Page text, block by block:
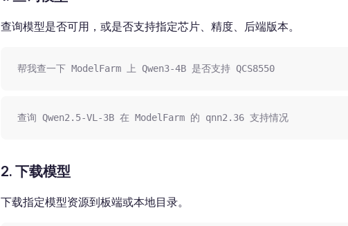
查询模型是否可用，或是否支持指定芯片、精度、后端版本。
帮我查一下 ModelFarm 上 Qwen3-4B 是否支持 QCS8550
查询 Qwen2.5-VL-3B 在 ModelFarm 的 qnn2.36 支持情况
2. 下载模型
下载指定模型资源到板端或本地目录。